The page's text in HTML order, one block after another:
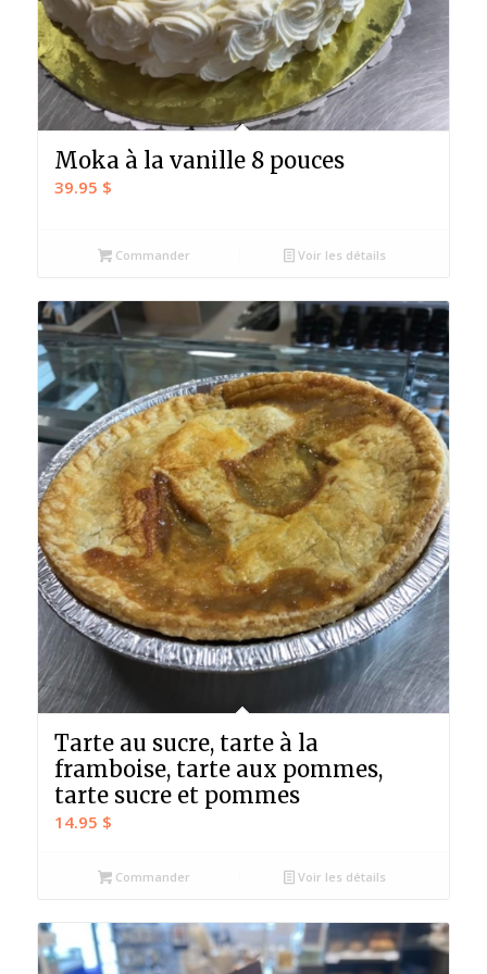
Moka à la vanille 8 pouces
39.95 $
Commander Voir les détails
Tarte au sucre, tarte à la
framboise, tarte aux pommes,
tarte sucre et pommes
14.95 $
Commander Voir les détails